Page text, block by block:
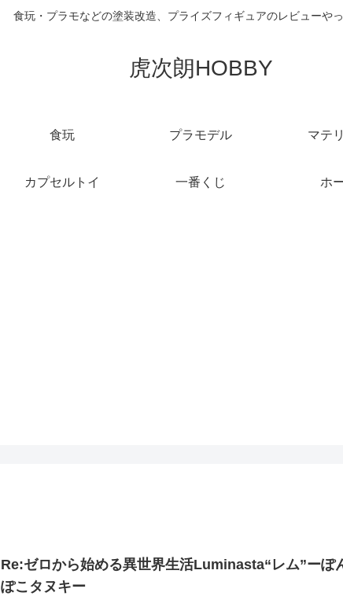
食玩・プラモなどの塗装改造、プライズフィギュアのレビューやっ
虎次朗HOBBY
食玩 プラモデル マテ
カプセルトイ 一番くじ ホ
Re:ゼロから始める異世界生活Luminasta“レム”ーぽ
ぽこタヌキー